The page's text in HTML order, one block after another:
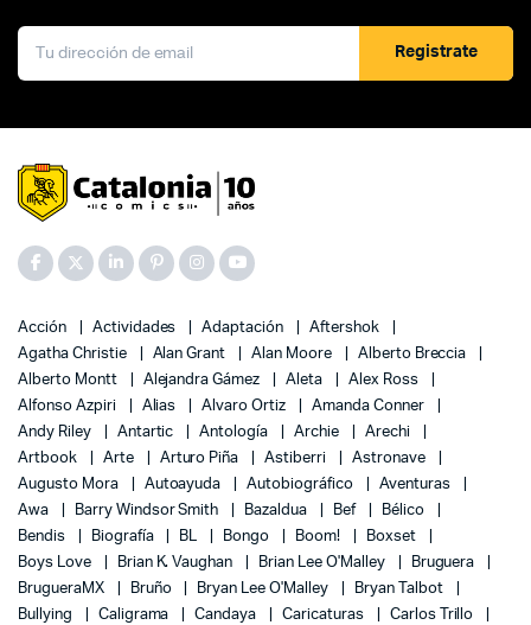
Registrate
Acción Actividades Adaptación
Aftershok
Agatha Christie
Alan Grant Alan Moore
Alberto Breccia
Alberto Montt
Alejandra Gámez Aleta
Alex Ross
Alfonso Azpiri
Alias Alvaro Ortiz
Amanda Conner
Andy Riley
Antartic Antología Archie
Arechi
Artbook
Arte Arturo Piña Astiberri
Astronave
Augusto Mora
Autoayuda Autobiográfico
Aventuras
Awa
Barry Windsor Smith Bazaldua Bef
Bélico
Bendis
Biografía BL Bongo Boom!
Boxset
Boys Love
Brian K. Vaughan Brian Lee O'Malley
Bruguera
BrugueraMX
Bruño Bryan Lee O'Malley
Bryan Talbot
Bullying
Caligrama Candaya Caricaturas
Carlos Trillo